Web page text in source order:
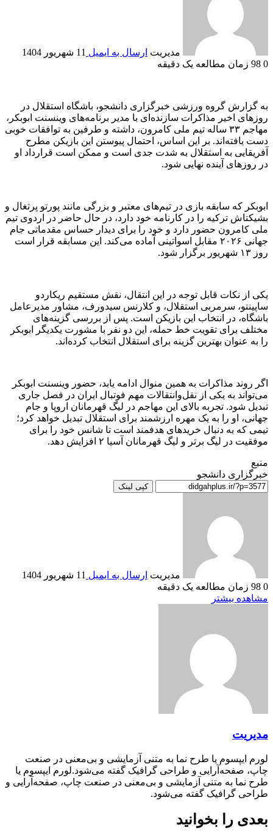
مدیریت ارسال به ایمیل 11 شهریور 1404
0
زمان مطالعه یک دقیقه
به گزارش گروه ورزشی خبرگزاری دانشجو، باشگاه استقلال در
روز‌های اخیر مذاکرات سازنده‌ای با مدیر برنامه‌های وینسنت ابوبکر،
مهاجم ۳۳ ساله تیم ملی کامرون، داشته و طرفین به توافقات خوبی
دست یافته‌اند. بر این اساس، احتمال پیوستن این بازیکن مطرح
آفریقایی به استقلال به شدت جدی است و ممکن است قرارداد او
در روز‌های آینده نهایی شود.
ابوبکر که سابقه بازی در تیم‌های معتبر و بزرگی مانند پورتو پرتغال و
بشیکتاش ترکیه را در کارنامه خود دارد، در حال حاضر در اردوی تیم
ملی کامرون حضور دارد و خود را برای دیدار حساس مقدماتی جام
جهانی ۲۰۲۶ مقابل اسواتینی آماده می‌کند. این مسابقه قرار است
روز ۱۳ شهریور برگزار شود.
یکی از نکات قابل توجه در این انتقال، نقش مستقیم ریکاردو
ساپینتو، سرمربی استقلال، و کلارنس سیدورف، مشاور مدیرعامل
باشگاه، در انتخاب این بازیکن است. پس از بررسی گزینه‌های
مختلف برای تقویت خط حمله، این دو نفر با مشورت یکدیگر ابوبکر
را به عنوان بهترین گزینه برای استقلال انتخاب کرده‌اند.
اگر روند مذاکرات به همین منوال ادامه یابد، حضور وینسنت ابوبکر
می‌تواند به یکی از نقل‌وانتقالات مهم فوتبال ایران در فصل جاری
تبدیل شود. تجربه بالای این مهاجم در لیگ قهرمانان اروپا و جام
جهانی، او را به یک مهره ارزشمند برای استقلال تبدیل خواهد کرد؛
تیمی که به دنبال خرید‌های هدفمند است تا شانس خود را برای
موفقیت در لیگ برتر و لیگ قهرمانان آسیا ۲ افزایش دهد.
منبع
خبرگزاری دانشجو
کپی لینک
مدیریت ارسال به ایمیل 11 شهریور 1404
0
زمان مطالعه یک دقیقه
مشاهده بیشتر
مدیریت
لورم ایپسوم یا طرح‌ نما به متنی آزمایشی و بی‌معنی در صنعت
چاپ، صفحه‌آرایی و طراحی گرافیک گفته می‌شود.لورم ایپسوم یا
طرح‌ نما به متنی آزمایشی و بی‌معنی در صنعت چاپ، صفحه‌آرایی و
طراحی گرافیک گفته می‌شود.
بعدی را بخوانید